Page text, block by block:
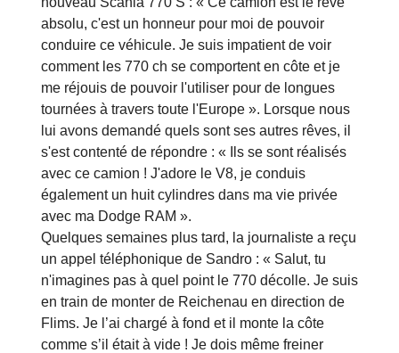
absolu, c'est un honneur pour moi de pouvoir
conduire ce véhicule. Je suis impatient de voir
comment les 770 ch se comportent en côte et je
me réjouis de pouvoir l'utiliser pour de longues
tournées à travers toute l'Europe ». Lorsque nous
lui avons demandé quels sont ses autres rêves, il
s'est contenté de répondre : « Ils se sont réalisés
avec ce camion ! J'adore le V8, je conduis
également un huit cylindres dans ma vie privée
avec ma Dodge RAM ».
Quelques semaines plus tard, la journaliste a reçu
un appel téléphonique de Sandro : « Salut, tu
n'imagines pas à quel point le 770 décolle. Je suis
en train de monter de Reichenau en direction de
Flims. Je l’ai chargé à fond et il monte la côte
comme s’il était à vide ! Je dois même freiner